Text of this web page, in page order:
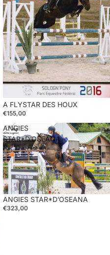
A FLYSTAR DES HOUX
€155,00
ANGIES
STAR*D’OSEANA
ANGIES STAR*D’OSEANA
€323,00